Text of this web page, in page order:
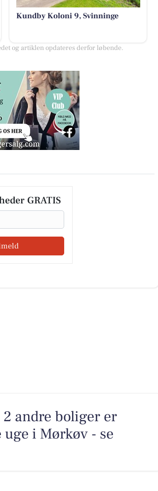
Kundby Koloni 9, Svinninge
og artiklen opdateres derfor løbende.
GRATIS
andre boliger er
i Mørkøv - se